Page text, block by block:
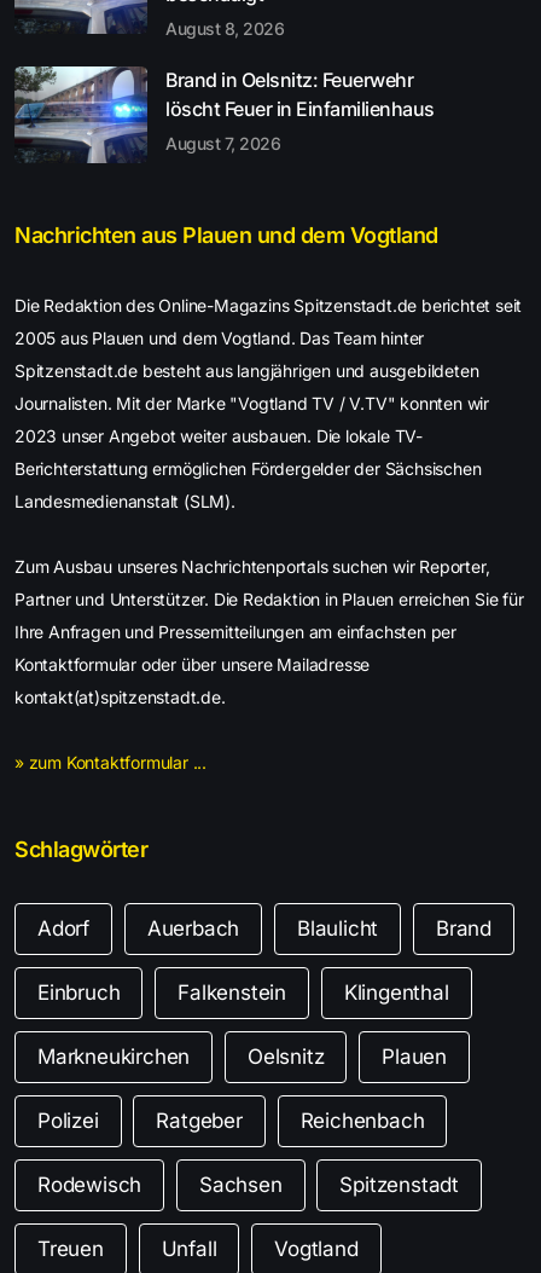
August 8, 2026
Brand in Oelsnitz: Feuerwehr
löscht Feuer in Einfamilienhaus
August 7, 2026
Nachrichten aus Plauen und dem Vogtland
Die Redaktion des Online-Magazins Spitzenstadt.de berichtet seit
2005 aus Plauen und dem Vogtland. Das Team hinter
Spitzenstadt.de besteht aus langjährigen und ausgebildeten
Journalisten. Mit der Marke "Vogtland TV / V.TV" konnten wir
2023 unser Angebot weiter ausbauen. Die lokale TV-
Berichterstattung ermöglichen Fördergelder der Sächsischen
Landesmedienanstalt (SLM).
Zum Ausbau unseres Nachrichtenportals suchen wir Reporter,
Partner und Unterstützer. Die Redaktion in Plauen erreichen Sie für
Ihre Anfragen und Pressemitteilungen am einfachsten per
Kontaktformular oder über unsere Mailadresse
kontakt(at)spitzenstadt.de.
» zum Kontaktformular ...
Schlagwörter
Adorf Auerbach Blaulicht Brand
Einbruch Falkenstein Klingenthal
Markneukirchen Oelsnitz Plauen
Polizei Ratgeber Reichenbach
Rodewisch Sachsen Spitzenstadt
Treuen Unfall Vogtland